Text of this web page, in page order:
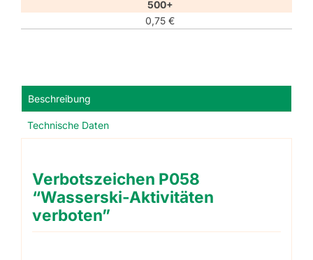
500+
0,75 €
Beschreibung
Technische Daten
Verbotszeichen P058
“Wasserski-Aktivitäten
verboten”